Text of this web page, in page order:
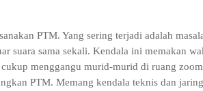
PTM. Yang sering terjadi adalah
suara sama sekali. Kendala ini memakan
menggangu murid-murid di ruang
PTM. Memang kendala teknis dan